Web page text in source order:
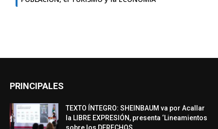
PRINCIPALES
TEXTO ÍNTEGRO: SHEINBAUM va por Acallar
la LIBRE EXPRESIÓN, presenta ‘Lineamientos